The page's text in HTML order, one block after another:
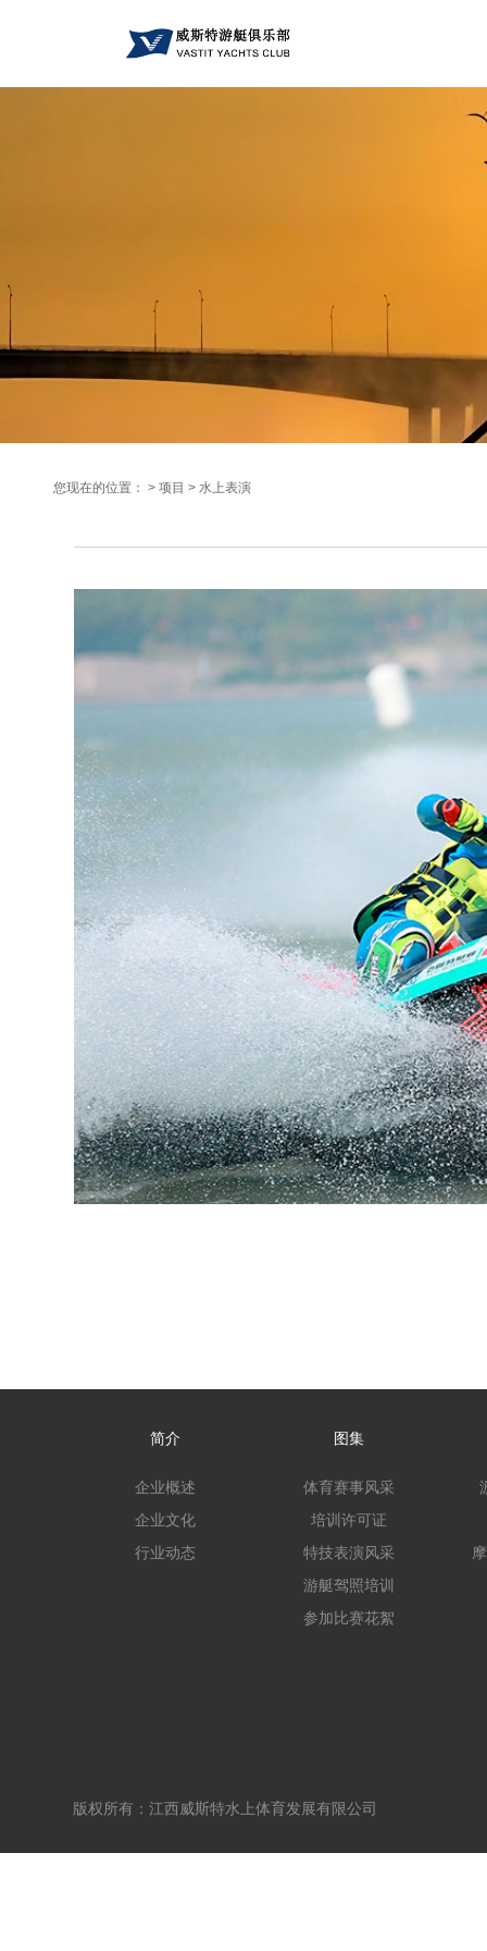
您现在的位置： > 项目 > 水上表演
简介
企业概述
企业文化
行业动态
图集
体育赛事风采
培训许可证
特技表演风采
游艇驾照培训
参加比赛花絮
版权所有：江西威斯特水上体育发展有限公司